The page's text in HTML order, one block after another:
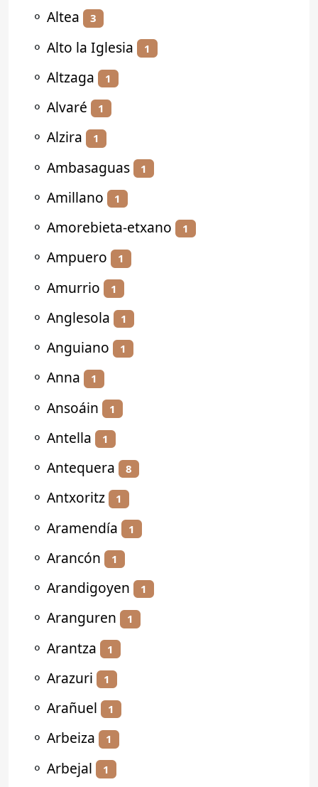
⚬ Altea 3
⚬ Alto la Iglesia 1
⚬ Altzaga 1
⚬ Alvaré 1
⚬ Alzira 1
⚬ Ambasaguas 1
⚬ Amillano 1
⚬ Amorebieta-etxano 1
⚬ Ampuero 1
⚬ Amurrio 1
⚬ Anglesola 1
⚬ Anguiano 1
⚬ Anna 1
⚬ Ansoáin 1
⚬ Antella 1
⚬ Antequera 8
⚬ Antxoritz 1
⚬ Aramendía 1
⚬ Arancón 1
⚬ Arandigoyen 1
⚬ Aranguren 1
⚬ Arantza 1
⚬ Arazuri 1
⚬ Arañuel 1
⚬ Arbeiza 1
⚬ Arbejal 1